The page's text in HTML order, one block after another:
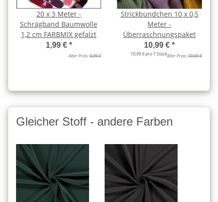
20 x 3 Meter -
Schrägband Baumwolle
1,2 cm FARBMIX gefalzt
1,99 € *
Alter Preis:9,99 €
Strickbündchen 10 x 0,5
Meter -
Überraschnungspaket
10,99 € *
10,99 € pro 1 StückAlter Preis:19,99 €
Gleicher Stoff - andere Farben